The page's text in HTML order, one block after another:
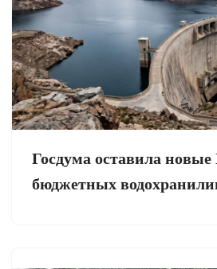
Госдума оставила
бюджетных